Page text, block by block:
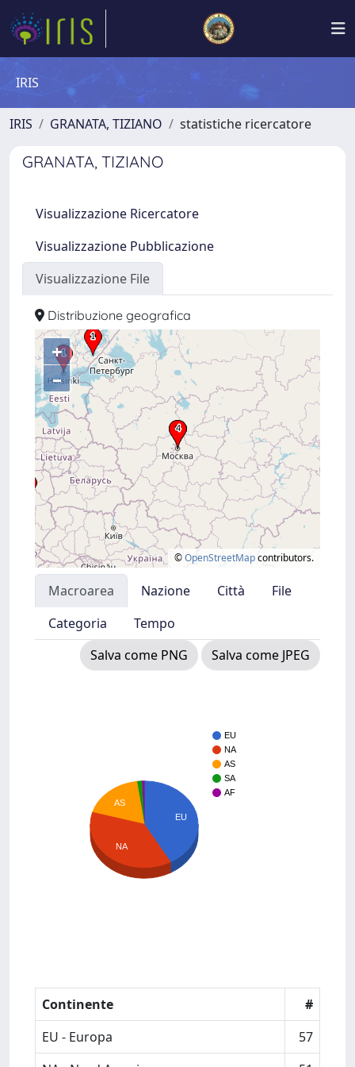
IRIS
IRIS GRANATA, TIZIANO statistiche ricercatore
GRANATA, TIZIANO
Visualizzazione Ricercatore
Visualizzazione Pubblicazione
Visualizzazione File
Distribuzione geografica
+
–
©OpenStreetMapcontributors.
Macroarea Nazione Città
File
Categoria
Tempo
Salva come PNG
Salva come JPEG
EU
NA
AS
SA
AF
EU
AS
NA
Continente
#
EU - Europa
57